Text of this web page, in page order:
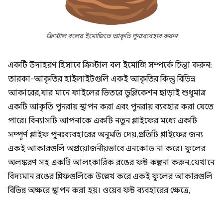
ক্রিস্টাল বলের ইমোজিতে আকৃতি পুনঃব্যবহার করুন
একটি উদাহরণ হিসাবে ক্রিস্টাল বল ইমোজি সম্পর্কে চিন্তা করুন:
তারকা-আকৃতির হাইলাইটগুলি একই আকৃতির কিন্তু বিভিন্ন
আকারের, যার মানে ফাইলের ভিতরে ডুপ্লিকেশন ছাড়াই শুধুমাত্র
একটি আকৃতি পুনরায় স্থাপন করা এবং পুনরায় ব্যবহার করা যেতে
পারে। বিন্যাসটি আপনাকে একটি নতুন গ্লাইফের মধ্যে একটি
সম্পূর্ণ গ্লাইফ পুনঃব্যবহারের অনুমতি দেয়, প্রতিটি গ্লাইফের জন্য
একই আকারগুলি অপ্রয়োজনীয়ভাবে এনকোড না করে। ফুলের
অলঙ্করণ সহ একটি আলংকারিক রঙের ফন্ট কল্পনা করুন, যেখানে
বিদ্যমান রঙের গ্লিফগুলিকে উল্লেখ করে একই ফুলের আকারগুলি
বিভিন্ন অক্ষরে স্থাপন করা হয়। ওয়েব ফন্ট ব্যবহারের ক্ষেত্রে,